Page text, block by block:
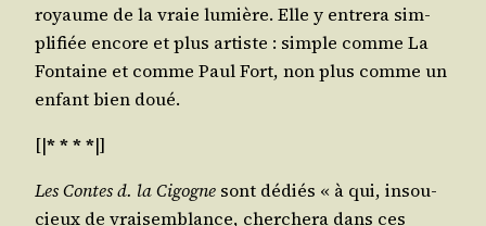
royaume de la vraie lumière. Elle y entre­ra sim­
pli­fiée encore et plus artiste : simple comme La
Fon­taine et comme Paul Fort, non plus comme un
enfant bien doué.
[|* * * *|]
Les Contes d. la Cigogne sont dédiés « à qui, insou­
cieux de vrai­sem­blance, cher­che­ra dans ces